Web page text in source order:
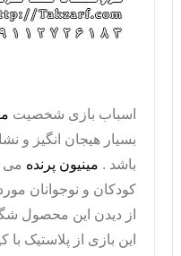
اسباب بازی شخصیت
بسیار هیجان انگیز و
باشد . مینیون پرنده می
کودکان و نوجوانان مورد
از دیدن این محصول
این بازی از پلاستیک